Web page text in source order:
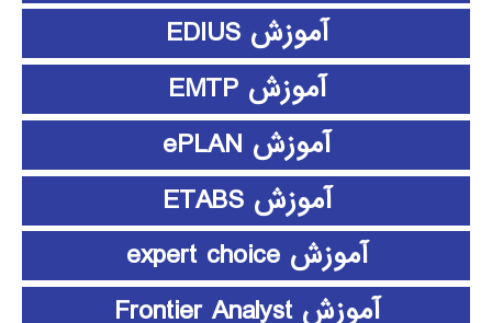
آموزش EDIUS
آموزش EMTP
آموزش ePLAN
آموزش ETABS
آموزش expert choice
آموزش Frontier Analyst